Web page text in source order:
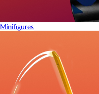
Minifigures